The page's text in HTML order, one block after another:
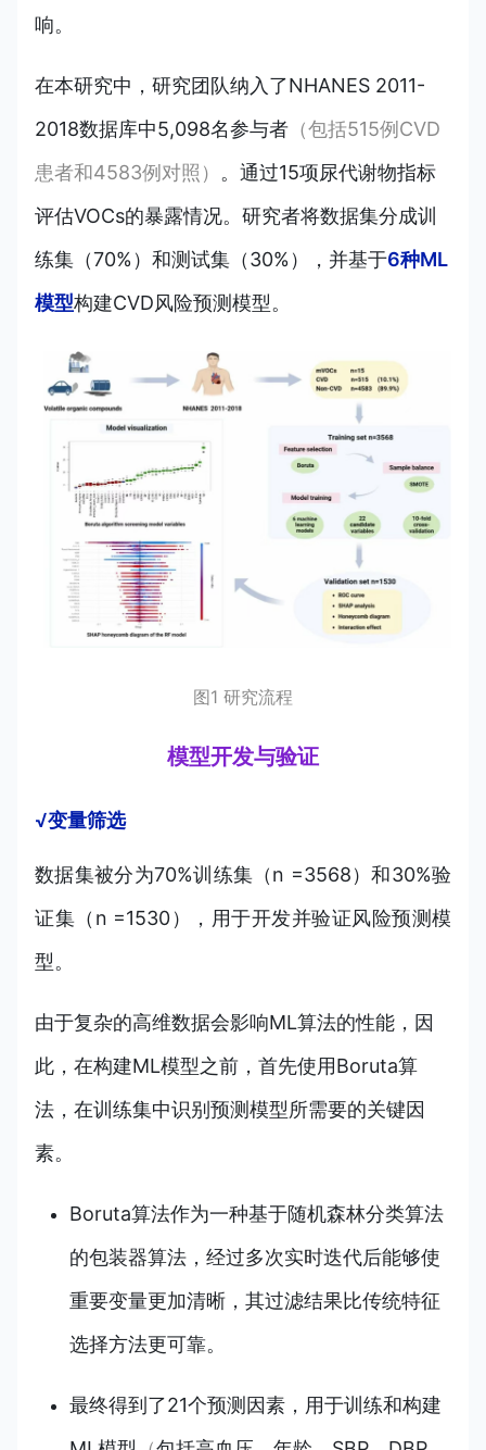
响。
在本研究中，研究团队纳入了NHANES 2011-
2018数据库中5,098名参与者 （包括515例CVD
患者和4583例对照） 。通过15项尿代谢物指标
评估VOCs的暴露情况。研究者将数据集分成训
练集（70%）和测试集（30%），并基于6种ML
模型构建CVD风险预测模型。
图1 研究流程
模型开发与验证
√变量筛选
数据集被分为70%训练集（n =3568）和30%验
证集（n =1530），用于开发并验证风险预测模
型。
由于复杂的高维数据会影响ML算法的性能，因
此，在构建ML模型之前，首先使用Boruta算
法，在训练集中识别预测模型所需要的关键因
素。
Boruta算法作为一种基于随机森林分类算法
的包装器算法，经过多次实时迭代后能够使
重要变量更加清晰，其过滤结果比传统特征
选择方法更可靠。
最终得到了21个预测因素，用于训练和构建